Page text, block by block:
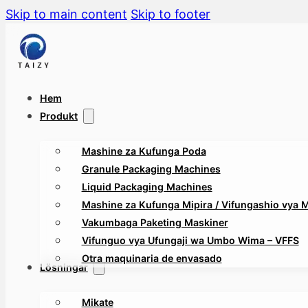
Skip to main content Skip to footer
Hem
Produkt
Mashine za Kufunga Poda
Granule Packaging Machines
Liquid Packaging Machines
Mashine za Kufunga Mipira / Vifungashio vya
Vakumbaga Paketing Maskiner
Vifunguo vya Ufungaji wa Umbo Wima – VFFS
Otra maquinaria de envasado
Lösningar
Mikate